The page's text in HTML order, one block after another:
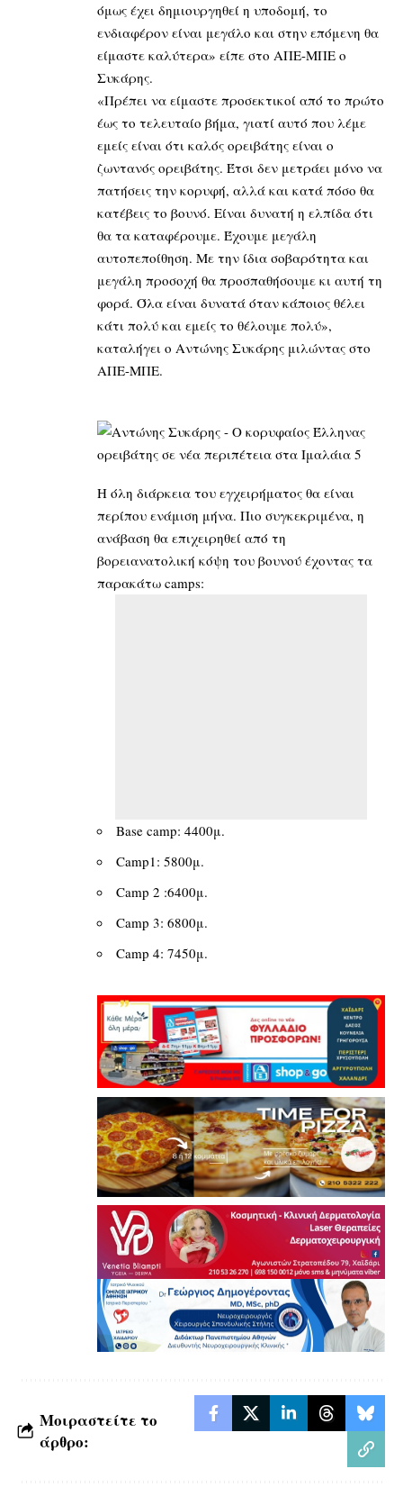
όμως έχει δημιουργηθεί η υποδομή, το
ενδιαφέρον είναι μεγάλο και στην επόμενη θα
είμαστε καλύτερα» είπε στο ΑΠΕ-ΜΠΕ ο
Συκάρης.
«Πρέπει να είμαστε προσεκτικοί από το πρώτο
έως το τελευταίο βήμα, γιατί αυτό που λέμε
εμείς είναι ότι καλός ορειβάτης είναι ο
ζωντανός ορειβάτης. Έτσι δεν μετράει μόνο να
πατήσεις την κορυφή, αλλά και κατά πόσο θα
κατέβεις το βουνό. Είναι δυνατή η ελπίδα ότι
θα τα καταφέρουμε. Έχουμε μεγάλη
αυτοπεποίθηση. Με την ίδια σοβαρότητα και
μεγάλη προσοχή θα προσπαθήσουμε κι αυτή τη
φορά. Όλα είναι δυνατά όταν κάποιος θέλει
κάτι πολύ και εμείς το θέλουμε πολύ»,
καταλήγει ο Αντώνης Συκάρης μιλώντας στο
ΑΠΕ-ΜΠΕ.
Η όλη διάρκεια του εγχειρήματος θα είναι
περίπου ενάμιση μήνα. Πιο συγκεκριμένα, η
ανάβαση θα επιχειρηθεί από τη
βορειανατολική κόψη του βουνού έχοντας τα
παρακάτω camps:
Base camp: 4400μ.
Camp1: 5800μ.
Camp 2 :6400μ.
Camp 3: 6800μ.
Camp 4: 7450μ.
Μοιραστείτε το
άρθρο: